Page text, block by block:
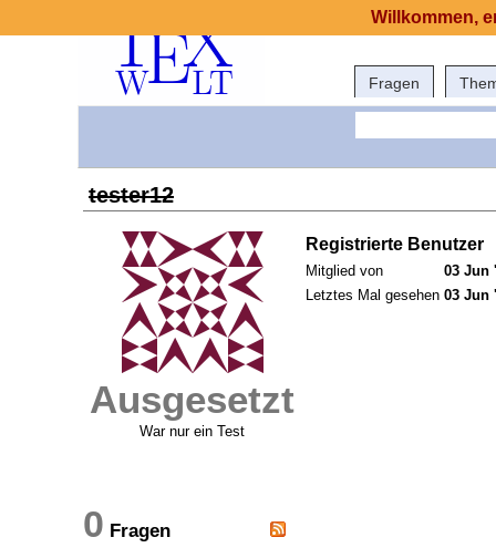
Fragen
tester12
Ausgesetzt
War nur ein Test
Registrierte Benutzer
Mitglied von
03 Jun
Letztes Mal gesehen 03 Jun
0 Fragen
Willkommen,